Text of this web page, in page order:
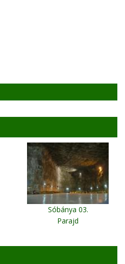
Sóbánya 03.
Parajd